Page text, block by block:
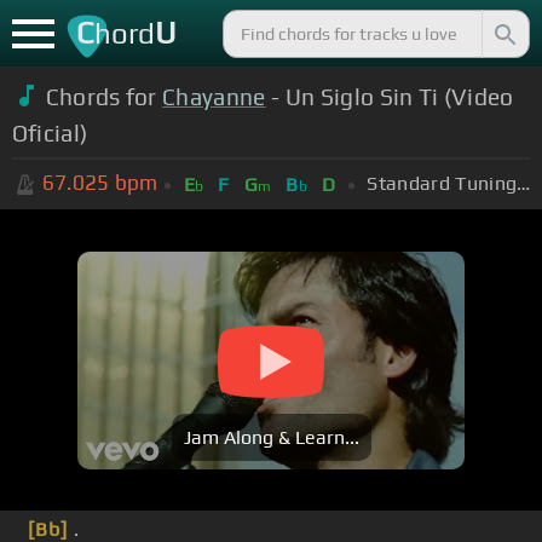
ChordU
Chords for Chayanne - Un Siglo Sin Ti (Video
Oficial)
67.025 bpm Eb F Gm Bb D Standard Tuning (EADGBE)
Jam Along & Learn...
[Bb] .